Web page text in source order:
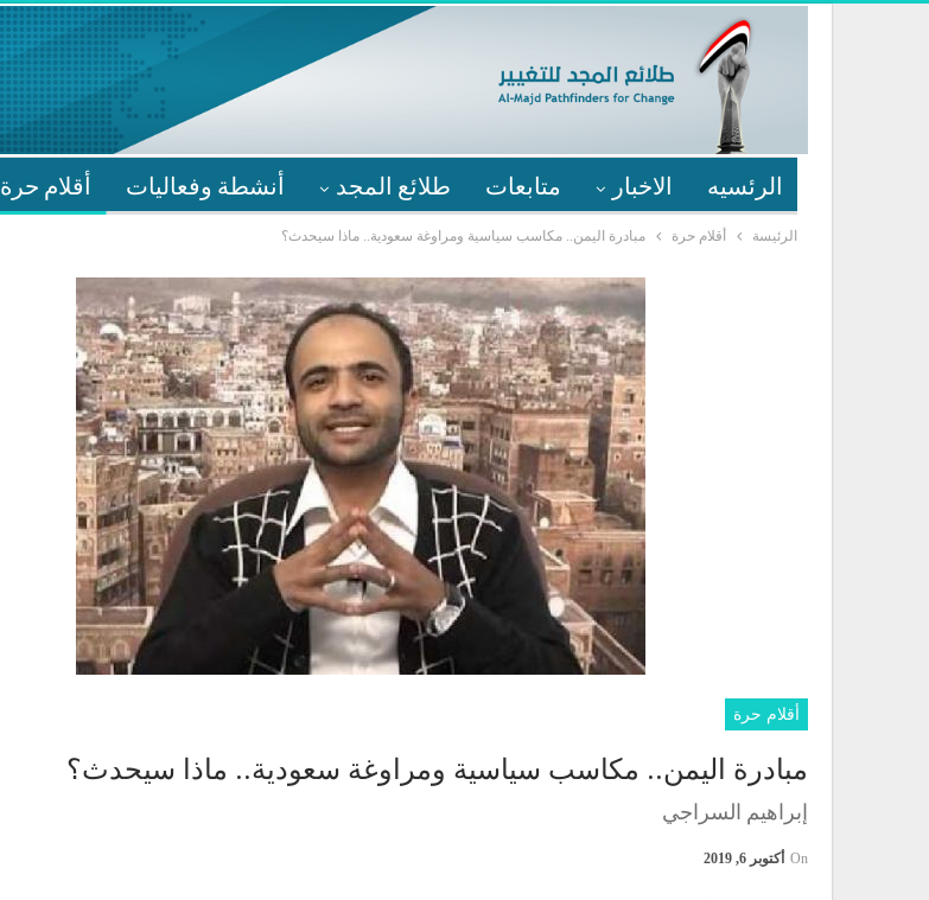
الرئسيه الاخبار متابعات طلائع المجد أنشطة وفعاليات أقلام حرة
الرئيسة أقلام حرة مبادرة اليمن.. مكاسب سياسية ومراوغة سعودية.. ماذا سيحدث؟
أقلام حرة
مبادرة اليمن.. مكاسب سياسية ومراوغة سعودية.. ماذا سيحدث؟
إبراهيم السراجي
On أكتوبر 6, 2019